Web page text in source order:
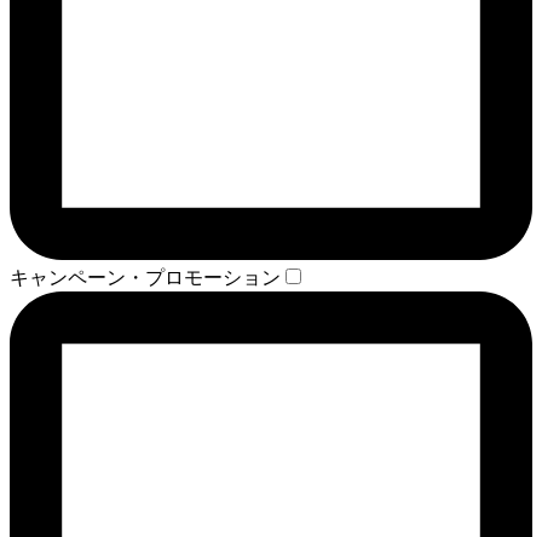
キャンペーン・プロモーション